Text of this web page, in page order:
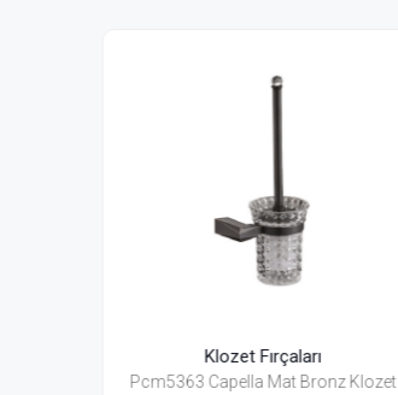
Klozet Fırçaları
Pc5313 Capella Klozet Fırçası